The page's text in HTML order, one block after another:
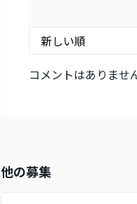
コメントはありませ
他の募集